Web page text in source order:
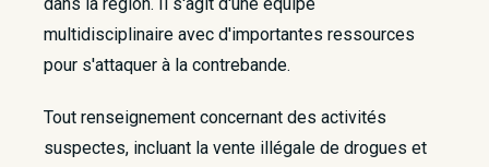
multidisciplinaire avec d'importantes ressources
pour s'attaquer à la contrebande.
Tout renseignement concernant des activités
suspectes, incluant la vente illégale de drogues et